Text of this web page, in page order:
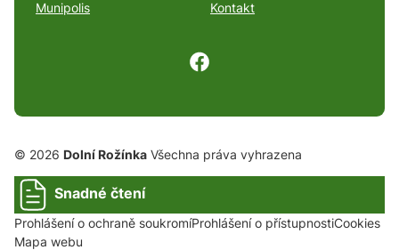
Munipolis Kontakt
© 2026 Dolní Rožínka Všechna práva vyhrazena
Snadné čtení
Prohlášení o ochraně soukromíProhlášení o přístupnostiCookies
Mapa webu